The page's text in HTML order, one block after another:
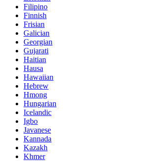
Filipino
Finnish
Frisian
Galician
Georgian
Gujarati
Haitian
Hausa
Hawaiian
Hebrew
Hmong
Hungarian
Icelandic
Igbo
Javanese
Kannada
Kazakh
Khmer